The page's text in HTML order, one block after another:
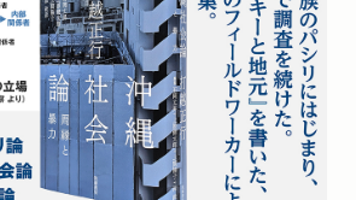
号「文春図書館 今週の必読」で紹介さ
田月美さん）
した。